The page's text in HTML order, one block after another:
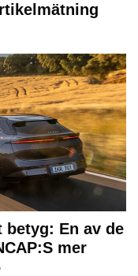
betyg: En av de
mer